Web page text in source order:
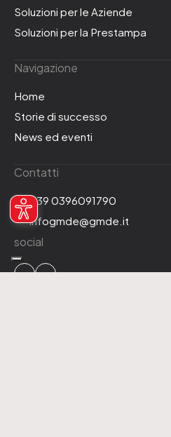
Soluzioni per le Aziende
Soluzioni per la Prestampa
Navigazione
Home
Storie di successo
News ed eventi
Contatti
+39 0396091790
infogmde@gmde.it
social